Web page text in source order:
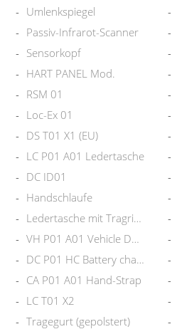
Umlenkspiegel
Passiv-Infrarot-Scanner
Sensorkopf
HART PANEL Mod.
RSM 01
Loc-Ex 01
DS T01 X1 (EU)
LC P01 A01 Ledertasche
DC ID01
Handschlaufe
Ledertasche mit Tragriemen
VH P01 A01 Vehicle Dock
DC P01 HC Battery charger
CA P01 A01 Hand-Strap
LC T01 X2
Tragegurt (gepolstert)